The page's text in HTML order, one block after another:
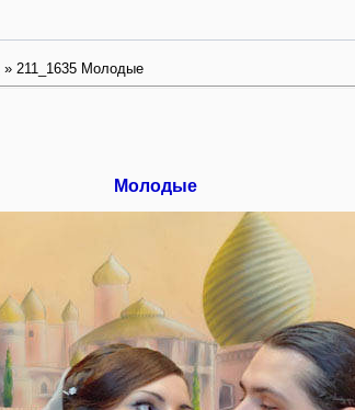
» 211_1635 Молодые
Молодые